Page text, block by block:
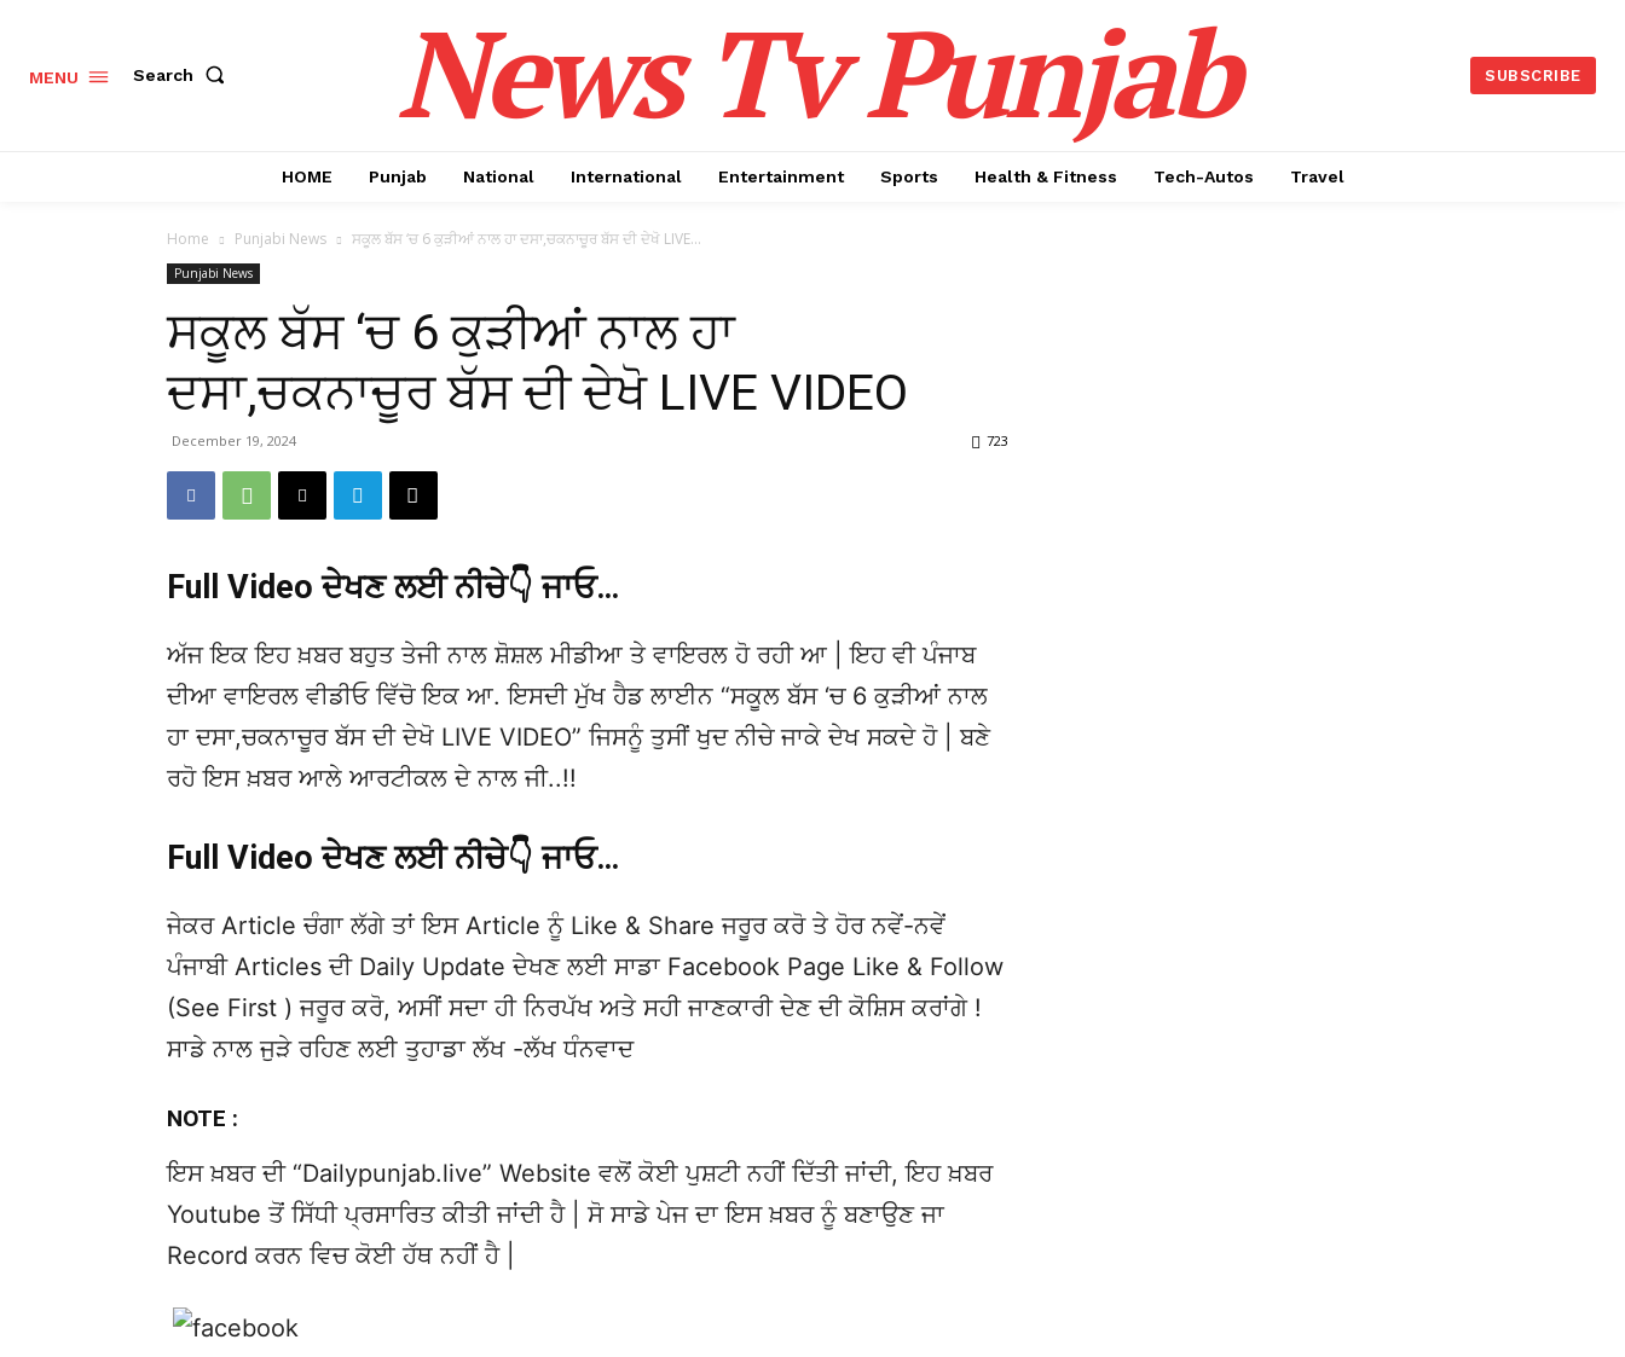
MENU Search News Tv Punjab SUBSCRIBE
HOME Punjab National International Entertainment Sports Health & Fitness Tech-Autos Travel
Home Punjabi News ਸਕੂਲ ਬੱਸ ‘ਚ 6 ਕੁੜੀਆਂ ਨਾਲ ਹਾ ਦਸਾ,ਚਕਨਾਚੂਰ ਬੱਸ ਦੀ ਦੇਖੋ LIVE...
Punjabi News
ਸਕੂਲ ਬੱਸ ‘ਚ 6 ਕੁੜੀਆਂ ਨਾਲ ਹਾ
ਦਸਾ,ਚਕਨਾਚੂਰ ਬੱਸ ਦੀ ਦੇਖੋ LIVE VIDEO
December 19, 2024 723
Full Video ਦੇਖਣ ਲਈ ਨੀਚੇ👇 ਜਾਓ…
ਅੱਜ ਇਕ ਇਹ ਖ਼ਬਰ ਬਹੁਤ ਤੇਜੀ ਨਾਲ ਸ਼ੋਸ਼ਲ ਮੀਡੀਆ ਤੇ ਵਾਇਰਲ ਹੋ ਰਹੀ ਆ | ਇਹ ਵੀ ਪੰਜਾਬ
ਦੀਆ ਵਾਇਰਲ ਵੀਡੀਓ ਵਿੱਚੋ ਇਕ ਆ. ਇਸਦੀ ਮੁੱਖ ਹੈਡ ਲਾਈਨ “ਸਕੂਲ ਬੱਸ ‘ਚ 6 ਕੁੜੀਆਂ ਨਾਲ
ਹਾ ਦਸਾ,ਚਕਨਾਚੂਰ ਬੱਸ ਦੀ ਦੇਖੋ LIVE VIDEO” ਜਿਸਨੂੰ ਤੁਸੀਂ ਖੁਦ ਨੀਚੇ ਜਾਕੇ ਦੇਖ ਸਕਦੇ ਹੋ | ਬਣੇ
ਰਹੋ ਇਸ ਖ਼ਬਰ ਆਲੇ ਆਰਟੀਕਲ ਦੇ ਨਾਲ ਜੀ..!!
Full Video ਦੇਖਣ ਲਈ ਨੀਚੇ👇 ਜਾਓ…
ਜੇਕਰ Article ਚੰਗਾ ਲੱਗੇ ਤਾਂ ਇਸ Article ਨੂੰ Like & Share ਜਰੂਰ ਕਰੋ ਤੇ ਹੋਰ ਨਵੇਂ-ਨਵੇਂ
ਪੰਜਾਬੀ Articles ਦੀ Daily Update ਦੇਖਣ ਲਈ ਸਾਡਾ Facebook Page Like & Follow
(See First ) ਜਰੂਰ ਕਰੋ, ਅਸੀਂ ਸਦਾ ਹੀ ਨਿਰਪੱਖ ਅਤੇ ਸਹੀ ਜਾਣਕਾਰੀ ਦੇਣ ਦੀ ਕੋਸ਼ਿਸ ਕਰਾਂਗੇ !
ਸਾਡੇ ਨਾਲ ਜੁੜੇ ਰਹਿਣ ਲਈ ਤੁਹਾਡਾ ਲੱਖ -ਲੱਖ ਧੰਨਵਾਦ
NOTE :
ਇਸ ਖ਼ਬਰ ਦੀ “Dailypunjab.live” Website ਵਲੋਂ ਕੋਈ ਪੁਸ਼ਟੀ ਨਹੀਂ ਦਿੱਤੀ ਜਾਂਦੀ, ਇਹ ਖ਼ਬਰ
Youtube ਤੋਂ ਸਿੱਧੀ ਪ੍ਰਸਾਰਿਤ ਕੀਤੀ ਜਾਂਦੀ ਹੈ | ਸੋ ਸਾਡੇ ਪੇਜ ਦਾ ਇਸ ਖ਼ਬਰ ਨੂੰ ਬਣਾਉਣ ਜਾ
Record ਕਰਨ ਵਿਚ ਕੋਈ ਹੱਥ ਨਹੀਂ ਹੈ |